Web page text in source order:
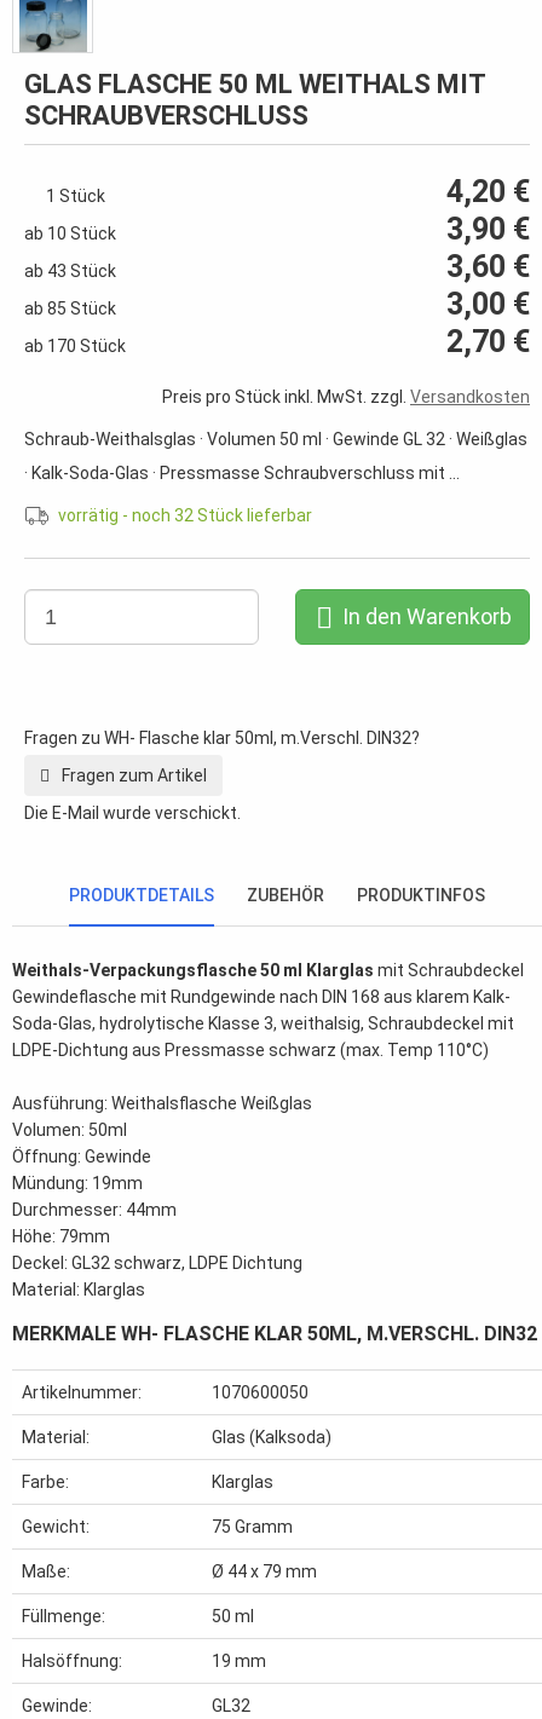
GLAS FLASCHE 50 ML WEITHALS MIT
SCHRAUBVERSCHLUSS
1 Stück 4,20 €
ab 10 Stück 3,90 €
ab 43 Stück 3,60 €
ab 85 Stück 3,00 €
ab 170 Stück 2,70 €
Preis pro Stück inkl. MwSt. zzgl. Versandkosten
Schraub-Weithalsglas · Volumen 50 ml · Gewinde GL 32 · Weißglas
· Kalk-Soda-Glas · Pressmasse Schraubverschluss mit ...
vorrätig - noch 32 Stück lieferbar
In den Warenkorb
Fragen zu WH- Flasche klar 50ml, m.Verschl. DIN32?
Fragen zum Artikel
Die E-Mail wurde verschickt.
PRODUKTDETAILS ZUBEHÖR PRODUKTINFOS
Weithals-Verpackungsflasche 50 ml Klarglas mit Schraubdeckel
Gewindeflasche mit Rundgewinde nach DIN 168 aus klarem Kalk-
Soda-Glas, hydrolytische Klasse 3, weithalsig, Schraubdeckel mit
LDPE-Dichtung aus Pressmasse schwarz (max. Temp 110°C)
Ausführung: Weithalsflasche Weißglas
Volumen: 50ml
Öffnung: Gewinde
Mündung: 19mm
Durchmesser: 44mm
Höhe: 79mm
Deckel: GL32 schwarz, LDPE Dichtung
Material: Klarglas
MERKMALE WH- FLASCHE KLAR 50ML, M.VERSCHL. DIN32
Artikelnummer: 1070600050
Material: Glas (Kalksoda)
Farbe: Klarglas
Gewicht: 75 Gramm
Maße: Ø 44 x 79 mm
Füllmenge: 50 ml
Halsöffnung: 19 mm
Gewinde: GL32